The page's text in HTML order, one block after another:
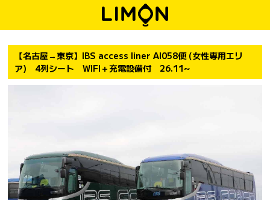
【名古屋→東京】IBS access liner AI058便 (女性専用エリ
ア) 4列シート WIFI＋充電設備付 26.11~